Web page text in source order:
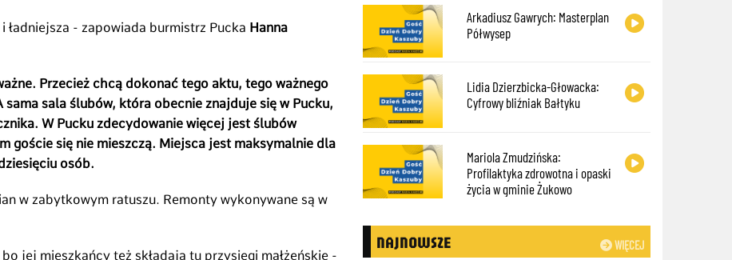
- zapowiada burmistrz Pucka Hanna
Przecież chcą dokonać tego aktu, tego ważnego
sala ślubów, która obecnie znajduje się w Pucku,
W Pucku zdecydowanie więcej jest ślubów
goście się nie mieszczą. Miejsca jest maksymalnie dla
osób.
w zabytkowym ratuszu. Remonty wykonywane są w
jej mieszkańcy też składają tu przysięgi małżeńskie -
Arkadiusz Gawrych: Masterplan
Półwysep
Lidia Dzierzbicka-Głowacka:
Cyfrowy bliźniak Bałtyku
Mariola Zmudzińska:
Profilaktyka zdrowotna i opaski
życia w gminie Żukowo
WIĘCEJ
NAJNOWSZE